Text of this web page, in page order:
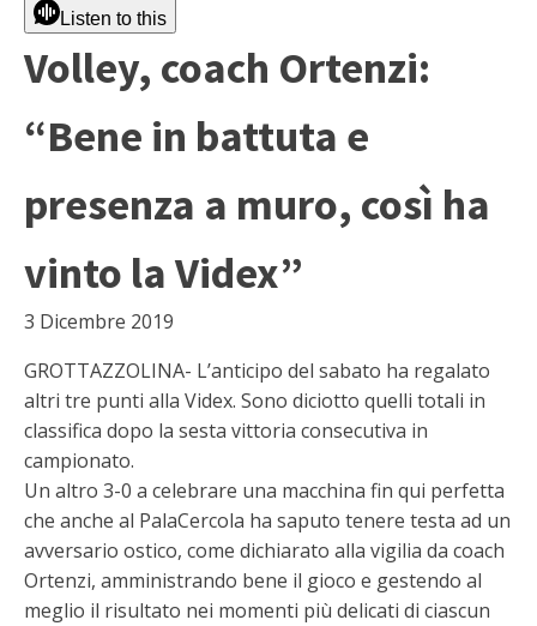
Listen to this
Volley, coach Ortenzi:
“Bene in battuta e
presenza a muro, così ha
vinto la Videx”
3 Dicembre 2019
GROTTAZZOLINA- L’anticipo del sabato ha regalato
altri tre punti alla Videx. Sono diciotto quelli totali in
classifica dopo la sesta vittoria consecutiva in
campionato.
Un altro 3-0 a celebrare una macchina fin qui perfetta
che anche al PalaCercola ha saputo tenere testa ad un
avversario ostico, come dichiarato alla vigilia da coach
Ortenzi, amministrando bene il gioco e gestendo al
meglio il risultato nei momenti più delicati di ciascun